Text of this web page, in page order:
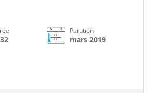
Parution
mars 2019